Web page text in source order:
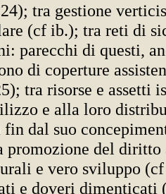
tra gestione
(cf ib.); tra reti di
parecchi di questi,
di coperture
tra risorse e assetti
e alla loro
dal suo
promozione del
e vero sviluppo
e doveri dimenticati